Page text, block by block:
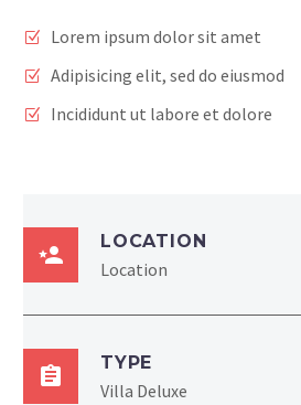
Lorem ipsum dolor sit amet
Adipisicing elit, sed do eiusmod
Incididunt ut labore et dolore
LOCATION
Location
TYPE
Villa Deluxe